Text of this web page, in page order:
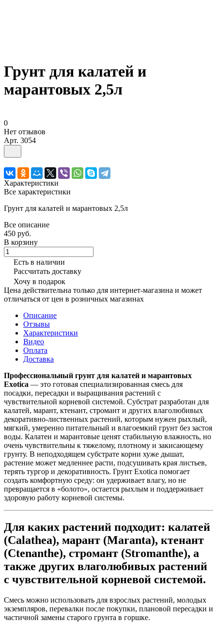
Грунт для калатей и
марантовых 2,5л
0
Нет отзывов
Арт. 3054
Характеристики
Все характеристики
Грунт для калатей и марантовых 2,5л
Все описание
450 руб.
В корзину
Есть в наличии
Рассчитать доставку
Хочу в подарок
Цена действительна только для интернет-магазина и может
отличаться от цен в розничных магазинах
Описание
Отзывы
Характеристики
Видео
Оплата
Доставка
Профессиональный грунт для калатей и марантовых
Exotica — это готовая специализированная смесь для
посадки, пересадки и выращивания растений с
чувствительной корневой системой. Субстрат разработан для
калатей, марант, ктенант, стромант и других влаголюбивых
декоративно-лиственных растений, которым нужен рыхлый,
мягкий, умеренно питательный и влагоемкий грунт без застоя
воды. Калатеи и марантовые ценят стабильную влажность, но
очень чувствительны к тяжелому, плотному и закисающему
грунту. В неподходящем субстрате корни хуже дышат,
растение может медленнее расти, подсушивать края листьев,
терять тургор и декоративность. Грунт Exotica помогает
создать комфортную среду: он удерживает влагу, но не
превращается в «болото», остается рыхлым и поддерживает
здоровую работу корневой системы.
Для каких растений подходит: калатей
(Calathea), марант (Maranta), ктенант
(Ctenanthe), стромант (Stromanthe), а
также других влаголюбивых растений
с чувствительной корневой системой.
Смесь можно использовать для взрослых растений, молодых
экземпляров, перевалки после покупки, плановой пересадки и
частичной замены старого грунта в горшке.